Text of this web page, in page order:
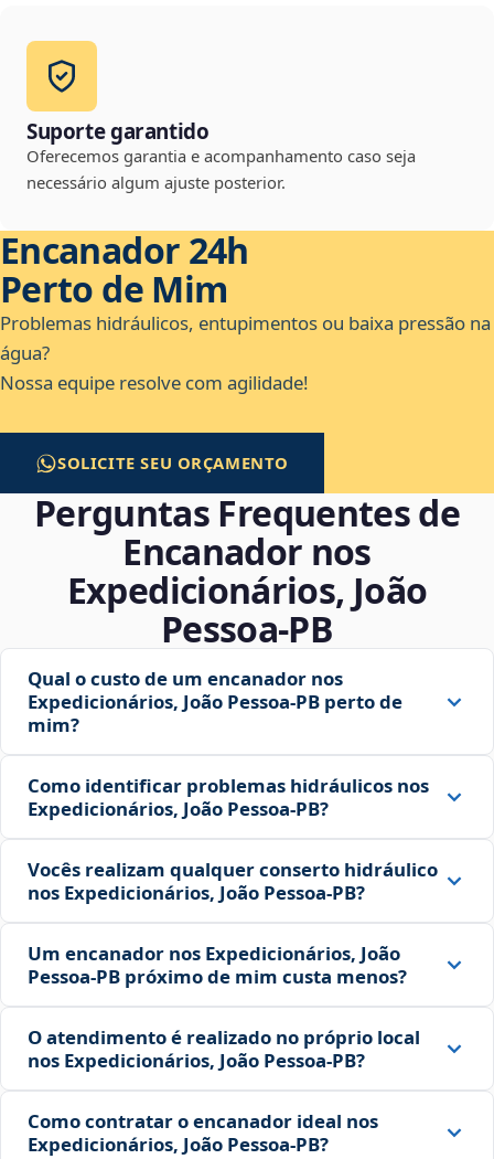
Suporte garantido
Oferecemos garantia e acompanhamento caso seja
necessário algum ajuste posterior.
Encanador 24h
Perto de Mim
Problemas hidráulicos, entupimentos ou baixa pressão na
água?
Nossa equipe resolve com agilidade!
SOLICITE SEU ORÇAMENTO
Perguntas Frequentes de
Encanador nos
Expedicionários, João
Pessoa‑PB
Qual o custo de um encanador nos
Expedicionários, João Pessoa‑PB perto de
mim?
Como identificar problemas hidráulicos nos
Expedicionários, João Pessoa‑PB?
Vocês realizam qualquer conserto hidráulico
nos Expedicionários, João Pessoa‑PB?
Um encanador nos Expedicionários, João
Pessoa‑PB próximo de mim custa menos?
O atendimento é realizado no próprio local
nos Expedicionários, João Pessoa‑PB?
Como contratar o encanador ideal nos
Expedicionários, João Pessoa‑PB?